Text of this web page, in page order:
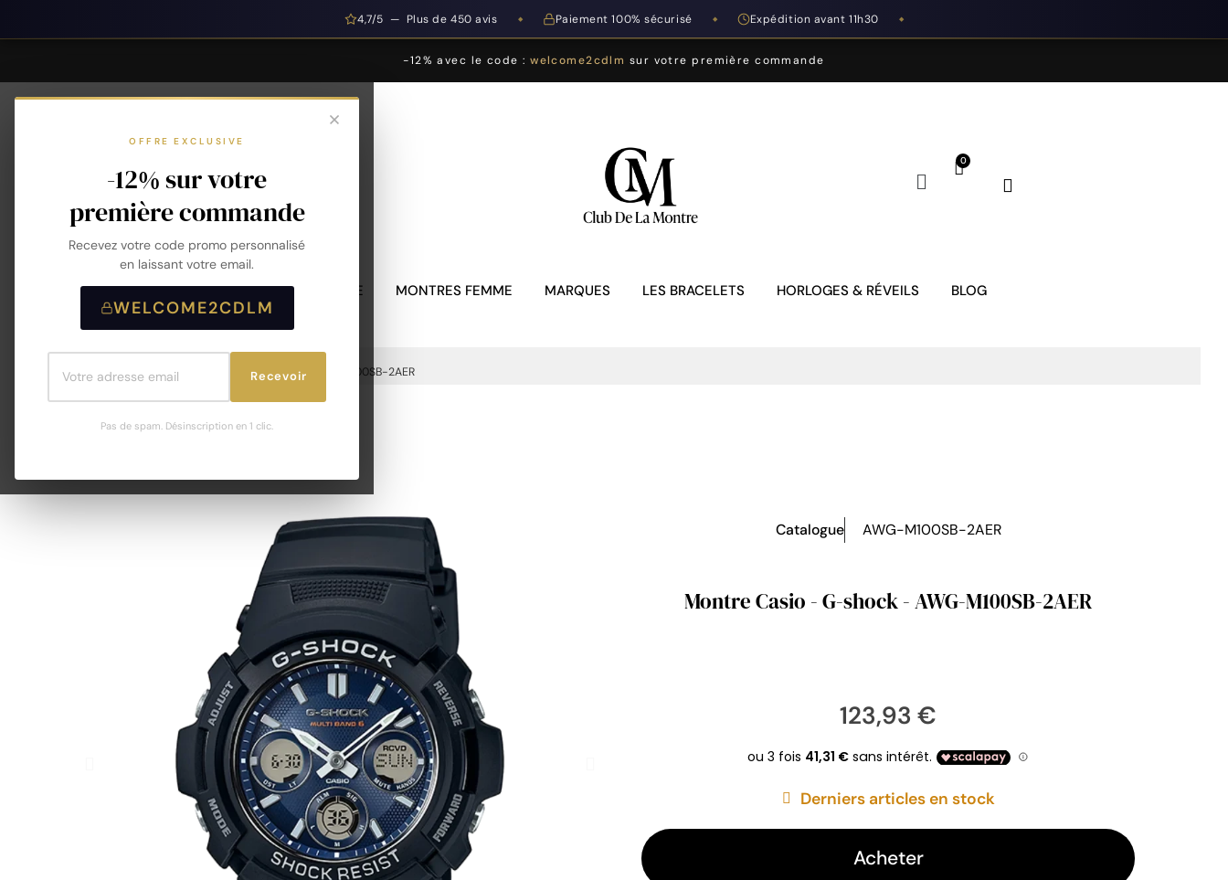
4,7/5 — Plus de 450 avis ◆ Paiement 100% sécurisé ◆ Expédition avant 11h30 ◆
-12% avec le code :welcome2cdlm sur votre première commande
OFFRE EXCLUSIVE
-12% sur votre
première commande
Recevez votre code promo personnalisé
en laissant votre email.
WELCOME2CDLM
Recevoir
Pas de spam. Désinscription en 1 clic.
MONTRES HOMME MONTRES FEMME MARQUES LES BRACELETS HORLOGES & RÉVEILS BLOG
Accueil Montre Casio - G-Shock - AWG-M100SB-2AER
Catalogue AWG-M100SB-2AER
Montre Casio - G-shock - AWG-M100SB-2AER
123,93 €
Derniers articles en stock
Acheter